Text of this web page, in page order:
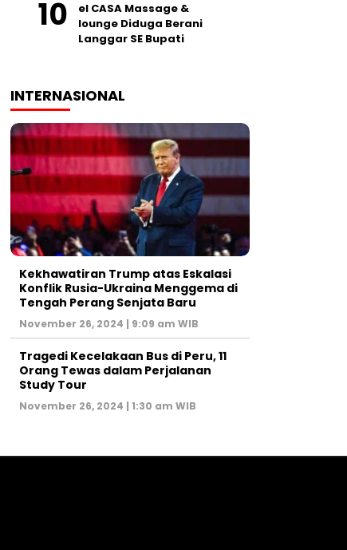
‎el CASA Massage &
lounge Diduga Berani
Langgar SE Bupati
INTERNASIONAL
Kekhawatiran Trump atas Eskalasi
Konflik Rusia-Ukraina Menggema di
Tengah Perang Senjata Baru
November 26, 2024 | 9:09 am WIB
Tragedi Kecelakaan Bus di Peru, 11
Orang Tewas dalam Perjalanan
Study Tour
November 26, 2024 | 1:30 am WIB